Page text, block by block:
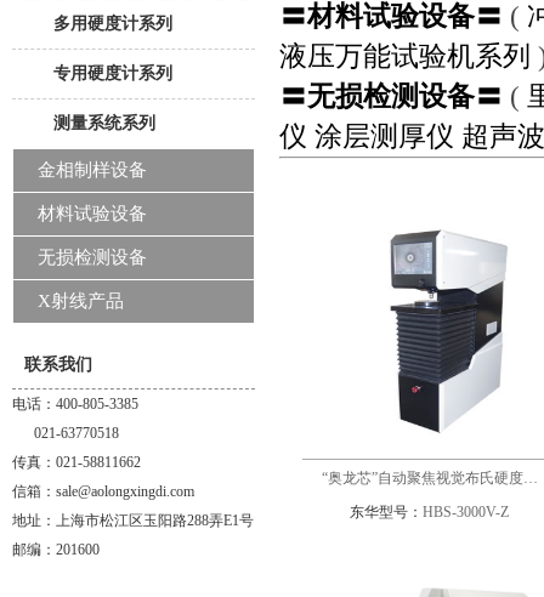
多用硬度计系列
专用硬度计系列
测量系统系列
金相制样设备
材料试验设备
无损检测设备
X射线产品
联系我们
电话：400-805-3385
021-63770518
传真：021-58811662
信箱：sale@aolongxingdi.com
地址：上海市松江区玉阳路288弄E1号
邮编：201600
〓材料试验设备〓 (
液压万能试验机系列
〓无损检测设备〓 (
仪 涂层测厚仪 超声
“奥龙芯”自动聚焦视觉布氏硬度…
东华型号：HBS-3000V-Z